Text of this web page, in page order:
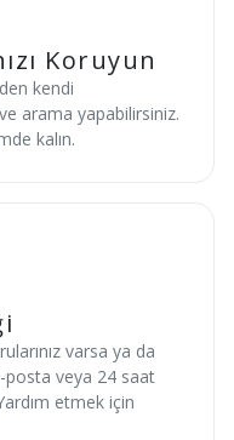
Koruyun
kendi
arama yapabilirsiniz.
kalın.
varsa ya da
posta veya 24 saat
etmek için